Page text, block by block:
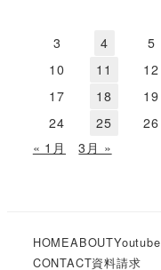
3
4 5
10
11 12
17
18 19
24
25 26
« 1月
3月 »
HOMEABOUTYoutube
CONTACT資料請求